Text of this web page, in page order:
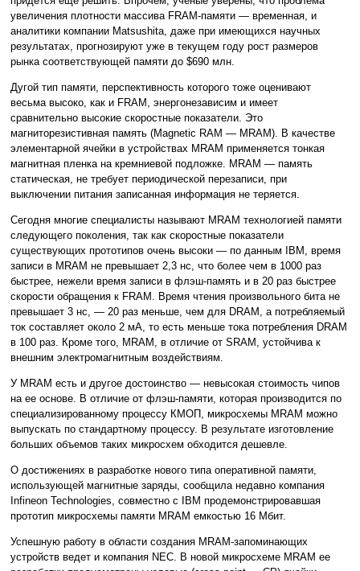
увеличения плотности массива FRAM-памяти — временная, и
аналитики компании Matsushita, даже при имеющихся научных
результатах, прогнозируют уже в текущем году рост размеров
рынка соответствующей памяти до $690 млн.
Дугой тип памяти, перспективность которого тоже оценивают
весьма высоко, как и FRAM, энергонезависим и имеет
сравнительно высокие скоростные показатели. Это
магниторезистивная память (Magnetic RAM — MRAM). В качестве
элементарной ячейки в устройствах MRAM применяется тонкая
магнитная пленка на кремниевой подложке. MRAM — память
статическая, не требует периодической перезаписи, при
выключении питания записанная информация не теряется.
Сегодня многие специалисты называют MRAM технологией памяти
следующего поколения, так как скоростные показатели
существующих прототипов очень высоки — по данным IBM, время
записи в MRAM не превышает 2,3 нс, что более чем в 1000 раз
быстрее, нежели время записи в флэш-память и в 20 раз быстрее
скорости обращения к FRAM. Время чтения произвольного бита не
превышает 3 нс, — 20 раз меньше, чем для DRAM, а потребляемый
ток составляет около 2 мА, то есть меньше тока потребления DRAM
в 100 раз. Кроме того, MRAM, в отличие от SRAM, устойчива к
внешним электромагнитным воздействиям.
У MRAM есть и другое достоинство — невысокая стоимость чипов
на ее основе. В отличие от флэш-памяти, которая производится по
специализированному процессу КМОП, микросхемы MRAM можно
выпускать по стандартному процессу. В результате изготовление
больших объемов таких микросхем обходится дешевле.
О достижениях в разработке нового типа оперативной памяти,
использующей магнитные заряды, сообщила недавно компания
Infineon Technologies, совместно с IBM продемонстрировавшая
прототип микросхемы памяти MRAM емкостью 16 Мбит.
Успешную работу в области создания MRAM-запоминающих
устройств ведет и компания NEC. В новой микросхеме MRAM ее